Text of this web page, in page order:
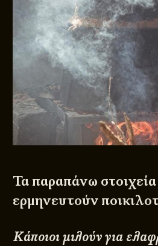
Τα παραπάνω
ερμηνευτούν
Κάποιοι μιλούν για